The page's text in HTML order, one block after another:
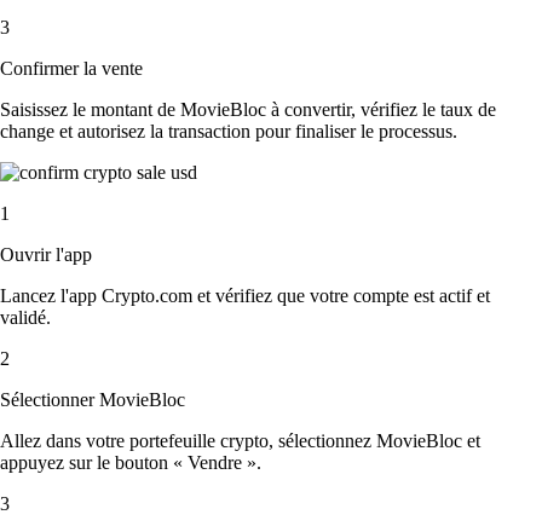
3
Confirmer la vente
Saisissez le montant de MovieBloc à convertir, vérifiez le taux de
change et autorisez la transaction pour finaliser le processus.
1
Ouvrir l'app
Lancez l'app Crypto.com et vérifiez que votre compte est actif et
validé.
2
Sélectionner MovieBloc
Allez dans votre portefeuille crypto, sélectionnez MovieBloc et
appuyez sur le bouton « Vendre ».
3